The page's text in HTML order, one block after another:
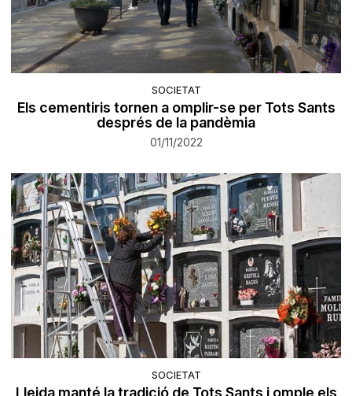
SOCIETAT
Els cementiris tornen a omplir-se per Tots Sants
després de la pandèmia
01/11/2022
SOCIETAT
Lleida manté la tradició de Tots Sants i omple els